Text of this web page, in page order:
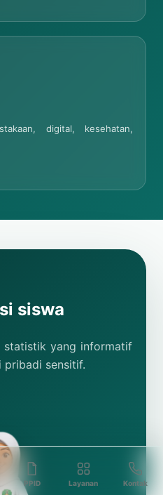
digital, kesehatan,
siswa
statistik yang informatif
pribadi sensitif.
PPID Layanan Kontak